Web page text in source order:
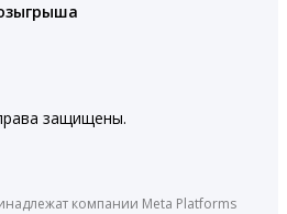
защищены.
компании Meta Platforms